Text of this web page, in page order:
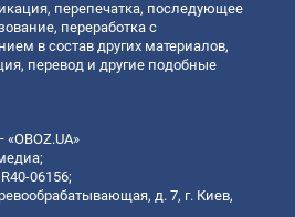
перепечатка, последующее
переработка с
в состав других материалов,
перевод и другие подобные
06156;
д. 7, г. Киев,